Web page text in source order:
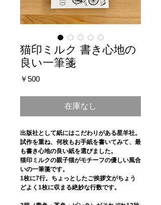
猫印ミルク 書き心地の
良い一筆箋
￥500価
在庫なし
出版社として紙にはこだわりがある星羊社。
試作を重ね、何枚もお手紙を書いてみて、最
も書き心地の良い紙を選びました。
猫印ミルクの親子猫がモチーフの優しい風合
いの一筆箋です。
1枚に7行。ちょっとしたご挨拶文がちょう
どよく1枚に収まる絶妙な行数です。